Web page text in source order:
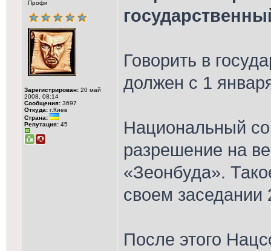
Профи
Зарегистрирован: 20 май
2008, 08:14
Сообщения: 3697
Откуда: г.Киев
Страна:
Репутация: 45
Говорить в
должен с 1
Национальный
разрешение на
«Зеонбуда».
своем заседании
После этого